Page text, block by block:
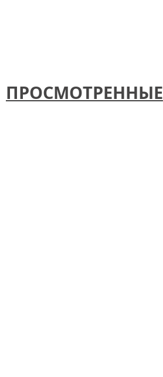
ПРОСМОТРЕННЫЕ